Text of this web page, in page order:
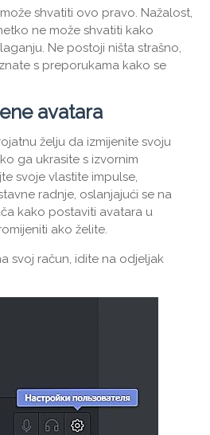
shvatiti ovo pravo. Nažalost,
ne može shvatiti kako
Ne postoji ništa strašno,
s preporukama kako se
avatara
želju da izmijenite svoju
ga ukrasite s izvornim
svoje vlastite impulse,
radnje, oslanjajući se na
kako postaviti avatara u
ako želite.
svoj račun, idite na odjeljak